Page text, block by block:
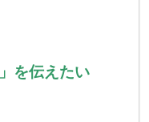
を伝えたい